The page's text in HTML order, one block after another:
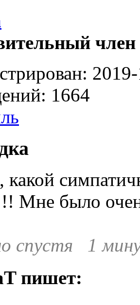
член
1664
, какой
Мне было
спустя 1
пишет: